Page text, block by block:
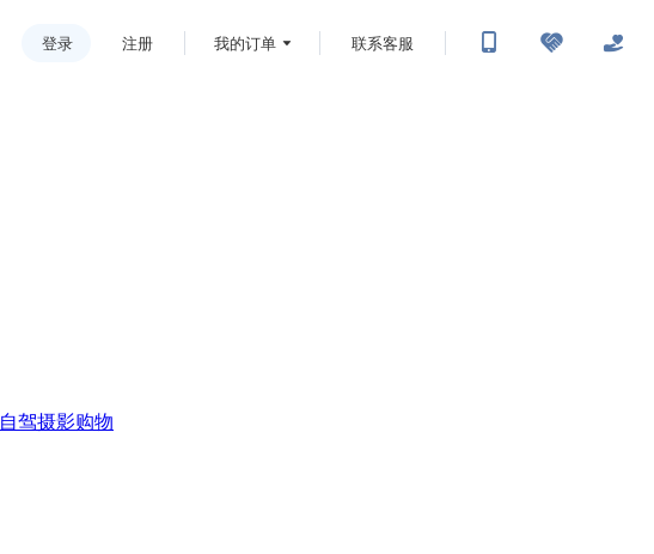
登录 注册 我的订单 联系客服
自驾摄影购物